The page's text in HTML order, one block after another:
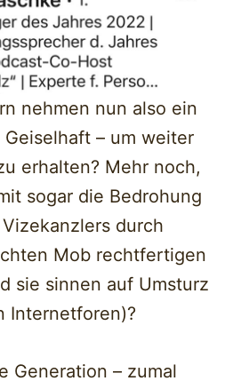
nehmen nun also ein
– um weiter
erhalten? Mehr noch,
sogar die Bedrohung
durch
Mob rechtfertigen
sie sinnen auf Umsturz
Internetforen)?
Generation – zumal